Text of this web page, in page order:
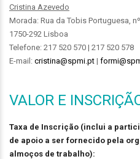
Cristina Azevedo
Morada: Rua da Tobis Portuguesa,
1750-292 Lisboa
Telefone: 217 520 570 | 217 520 578
E-mail: cristina@spmi.pt |
VALOR E
Taxa de Inscrição (inclui a
de apoio a ser fornecido pela
almoços de trabalho):